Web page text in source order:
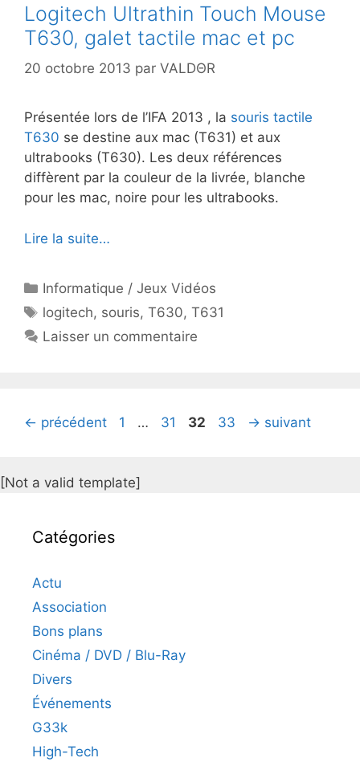
Logitech Ultrathin Touch Mouse
T630, galet tactile mac et pc
20 octobre 2013 par VALDΘR
Présentée lors de l’IFA 2013 , la souris tactile
T630 se destine aux mac (T631) et aux
ultrabooks (T630). Les deux références
diffèrent par la couleur de la livrée, blanche
pour les mac, noire pour les ultrabooks.
Lire la suite…
Catégories
Informatique / Jeux Vidéos
Étiquettes
logitech, souris,T630,T631
Laisser un commentaire
← précédent Page
1 … Page
31 Page
32 Page
33 → suivant
[Not a valid template]
Catégories
Actu
Association
Bons plans
Cinéma / DVD / Blu-Ray
Divers
Événements
G33k
High-Tech